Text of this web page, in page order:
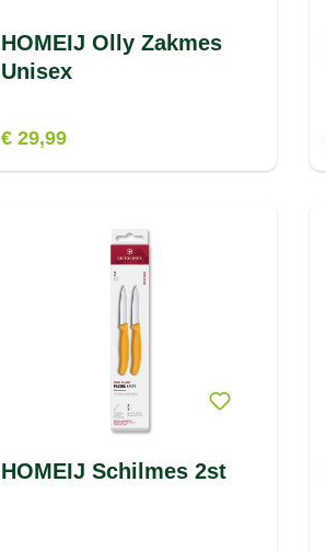
HOMEIJ Olly Zakmes
Unisex
€ 29,99
HOMEIJ Schilmes 2st